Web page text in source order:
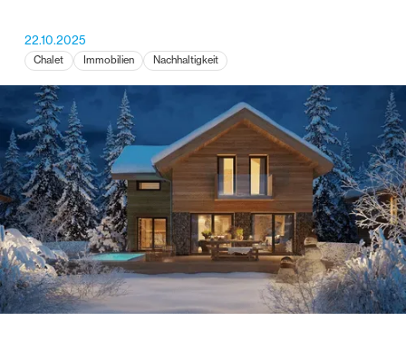
22.10.2025
Chalet Immobilien Nachhaltigkeit